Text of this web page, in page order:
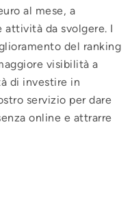
al mese, a
attività da svolgere. I
del ranking
visibilità a
di investire in
servizio per dare
online e attrarre